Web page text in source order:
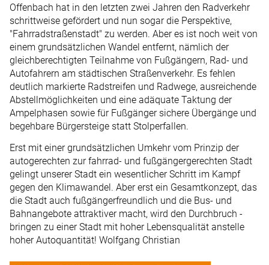
Offenbach hat in den letzten zwei Jahren den Radverkehr
schrittweise gefördert und nun sogar die Perspektive,
"Fahrradstraßenstadt" zu werden. Aber es ist noch weit von
einem grundsätzlichen Wandel entfernt, nämlich der
gleichberechtigten Teilnahme von Fußgängern, Rad- und
Autofahrern am städtischen Straßenverkehr. Es fehlen
deutlich markierte Radstreifen und Radwege, ausreichende
Abstellmöglichkeiten und eine adäquate Taktung der
Ampelphasen sowie für Fußgänger sichere Übergänge und
begehbare Bürgersteige statt Stolperfallen.
Erst mit einer grundsätzlichen Umkehr vom Prinzip der
autogerechten zur fahrrad- und fußgängergerechten Stadt
gelingt unserer Stadt ein wesentlicher Schritt im Kampf
gegen den Klimawandel. Aber erst ein Gesamtkonzept, das
die Stadt auch fußgängerfreundlich und die Bus- und
Bahnangebote attraktiver macht, wird den Durchbruch ­
bringen zu einer Stadt mit hoher Lebensqualität anstelle
hoher Autoquantität! Wolfgang Christian